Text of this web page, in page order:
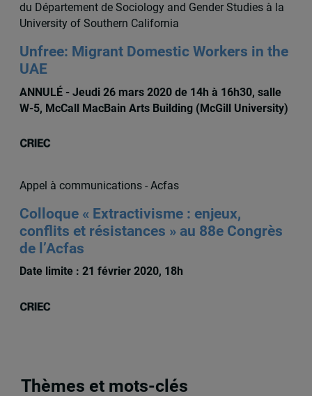
du Département de Sociology and Gender Studies à la
University of Southern California
Unfree: Migrant Domestic Workers in the
UAE
ANNULÉ - Jeudi 26 mars 2020 de 14h à 16h30, salle
W-5, McCall MacBain Arts Building (McGill University)
Appel à communications - Acfas
Colloque « Extractivisme : enjeux,
conflits et résistances » au 88e Congrès
de l’Acfas
Date limite : 21 février 2020, 18h
Thèmes et mots-clés